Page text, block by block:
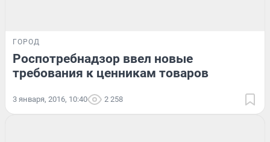
ГОРОД
Роспотребнадзор ввел новые
требования к ценникам товаров
3 января, 2016, 10:40 2 258